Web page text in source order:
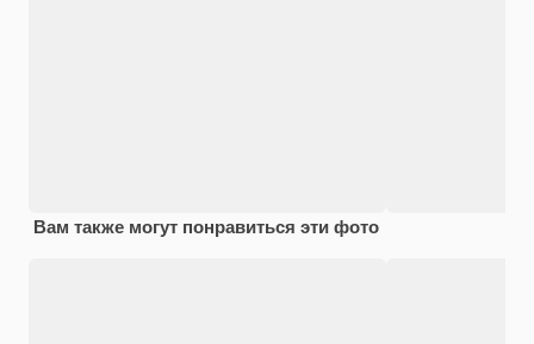
Вам также могут понравиться эти фото